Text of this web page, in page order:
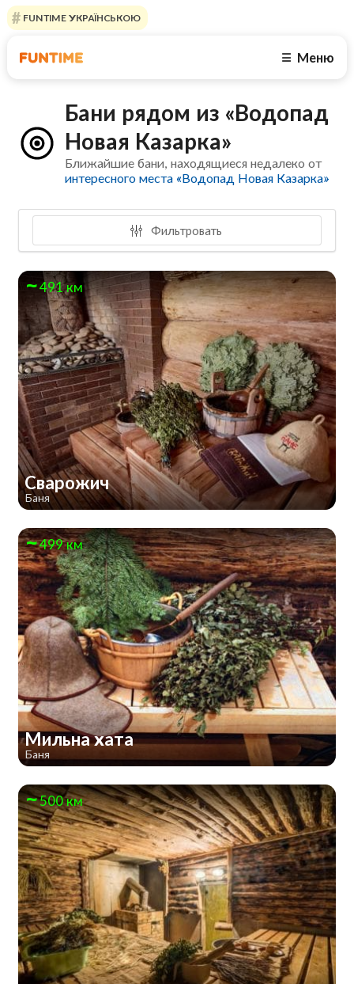
FUNTIME УКРАЇНСЬКОЮ
☰ Меню
Бани рядом из «Водопад
Новая Казарка»
Ближайшие бани, находящиеся недалеко от
интересного места «Водопад Новая Казарка»
Фильтровать
491 км
Сварожич
Баня
499 км
Мильна хата
Баня
500 км